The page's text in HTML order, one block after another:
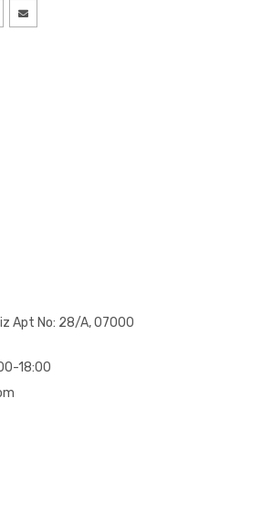
Apt No: 28/A, 07000
18:00